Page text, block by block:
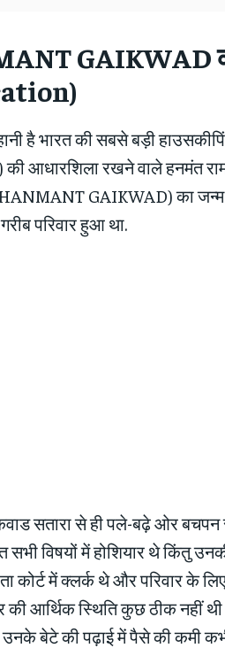
GAIKWAD
)
है भारत की सबसे बड़ी
की आधारशिला रखने वाले हनमंत
GAIKWAD) का जन्म
परिवार हुआ था.
सतारा से ही पले-बढ़े ओर बचपन
सभी विषयों में होशियार थे किंतु
कोर्ट में क्लर्क थे और परिवार के
आर्थिक स्थिति कुछ ठीक नहीं
बेटे की पढ़ाई में पैसे की कमी